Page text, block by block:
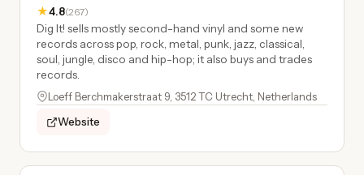
★4.8(267)
Dig It! sells mostly second-hand vinyl and some new
records across pop, rock, metal, punk, jazz, classical,
soul, jungle, disco and hip-hop; it also buys and trades
records.
Loeff Berchmakerstraat 9, 3512 TC Utrecht, Netherlands
Website